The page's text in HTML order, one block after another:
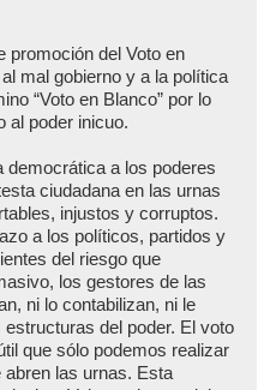
promoción del Voto en
mal gobierno y a la política
“Voto en Blanco” por lo
al poder inicuo.
democrática a los poderes
ciudadana en las urnas
injustos y corruptos.
a los políticos, partidos y
del riesgo que
los gestores de las
ni lo contabilizan, ni le
del poder. El voto
que sólo podemos realizar
las urnas. Esta